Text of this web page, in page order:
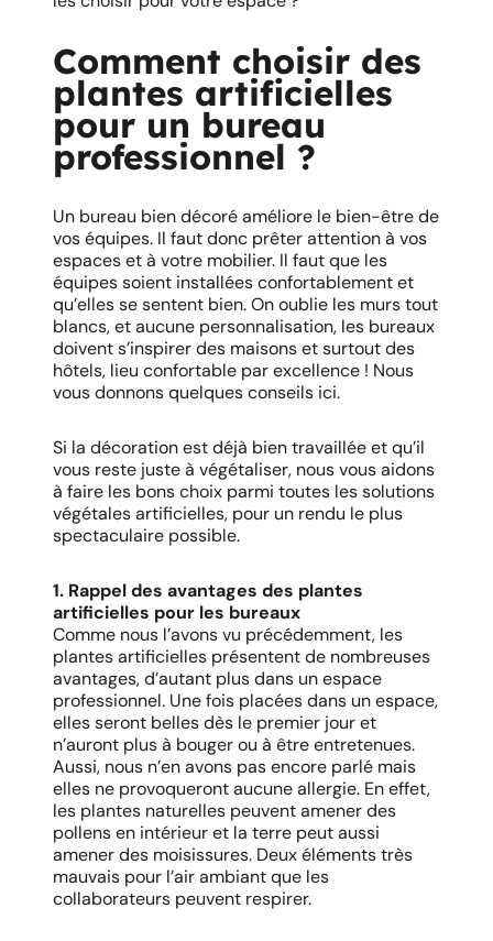
Comment choisir des
plantes artificielles
pour un bureau
professionnel ?
Un bureau bien décoré améliore le bien-être de
vos équipes. Il faut donc prêter attention à vos
espaces et à votre mobilier. Il faut que les
équipes soient installées confortablement et
qu’elles se sentent bien. On oublie les murs tout
blancs, et aucune personnalisation, les bureaux
doivent s’inspirer des maisons et surtout des
hôtels, lieu confortable par excellence ! Nous
vous donnons quelques conseils ici.
Si la décoration est déjà bien travaillée et qu’il
vous reste juste à végétaliser, nous vous aidons
à faire les bons choix parmi toutes les solutions
végétales artificielles, pour un rendu le plus
spectaculaire possible.
1. Rappel des avantages des plantes
artificielles pour les bureaux
Comme nous l’avons vu précédemment, les
plantes artificielles présentent de nombreuses
avantages, d’autant plus dans un espace
professionnel. Une fois placées dans un espace,
elles seront belles dès le premier jour et
n’auront plus à bouger ou à être entretenues.
Aussi, nous n’en avons pas encore parlé mais
elles ne provoqueront aucune allergie. En effet,
les plantes naturelles peuvent amener des
pollens en intérieur et la terre peut aussi
amener des moisissures. Deux éléments très
mauvais pour l’air ambiant que les
collaborateurs peuvent respirer.